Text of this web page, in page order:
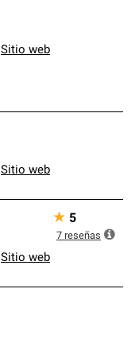
Sitio web
Sitio web
Sitio web
★ 5
7 reseñas